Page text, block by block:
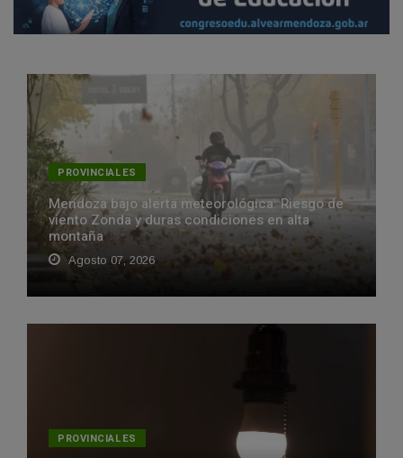
PROVINCIALES
Mendoza bajo alerta meteorológica: Riesgo de
viento Zonda y duras condiciones en alta
montaña
Agosto 07, 2026
PROVINCIALES